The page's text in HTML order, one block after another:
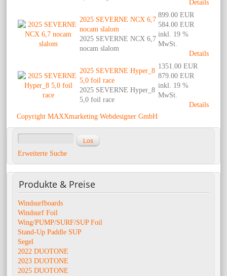
Details
2025 SEVERNE NCX 6,7
nocam slalom
2025 SEVERNE NCX 6,7
nocam slalom
899.00 EUR
584.00 EUR
inkl. 19 %
MwSt.
Details
2025 SEVERNE Hyper_8
5,0 foil race
2025 SEVERNE Hyper_8
5,0 foil race
1351.00 EUR
879.00 EUR
inkl. 19 %
MwSt.
Details
Copyright MAXXmarketing Webdesigner GmbH
Erweiterte Suche
Produkte & Preise
Windsurfboards
Windsurf Foil
Wing/PUMP/SURF/SUP Foil
Stand-Up Paddle SUP
Segel
2022 DUOTONE
2023 DUOTONE
2025 DUOTONE